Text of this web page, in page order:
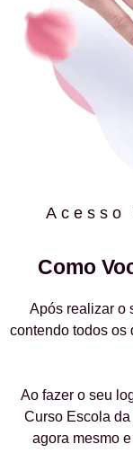
Como
Após realizar o
contendo todos os
Ao fazer o seu
Curso Escola
agora mesmo e